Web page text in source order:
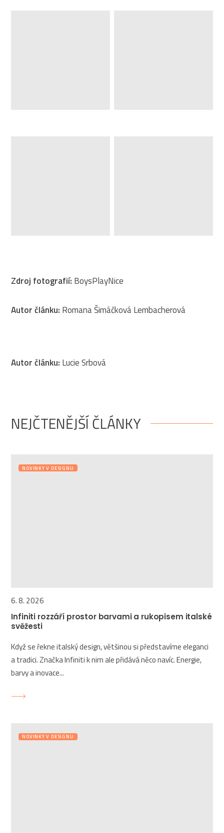
Zdroj fotografií: BoysPlayNice
Autor článku: Romana Šimáčková Lembacherová
Autor článku: Lucie Srbová
NEJČTENĚJŠÍ ČLÁNKY
NOVINKY V DESIGNU
6. 8. 2026
Infiniti rozzáří prostor barvami a rukopisem italské
svěžesti
Když se řekne italský design, většinou si představíme eleganci
a tradici. Značka Infiniti k nim ale přidává něco navíc. Energie,
barvy a inovace...
NOVINKY V DESIGNU